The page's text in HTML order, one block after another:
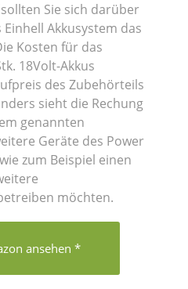
Sie sich darüber
Akkusystem das
Kosten für das
18Volt-Akkus
des Zubehörteils
sieht die Rechung
genannten
Geräte des Power
zum Beispiel einen
möchten.
ansehen *